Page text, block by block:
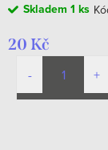
Skladem 1 ks
20 Kč